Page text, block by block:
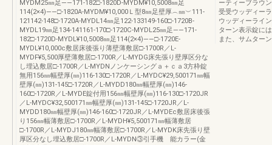
MYDM25㎜足――171-182□-1820D-MYDM¥10,5008㎜足
114(2×4)――□-1820A-MYDM¥10,000Ｌ型8㎜足壁厚︵㎜︶111-
121142-148□-1720A-MYDL14㎜足122-133149-160□-1720B-
MYDL19㎜足134-141161-170□-1720C-MYDL25㎜足――171-
182□-1720D-MYDL¥10,5008㎜足114(2×4)――□-1720E-
MYDL¥10,000c敷居床後張り薄壁薄敷居□-1700R／L-
MYDF¥5,500厚壁薄敷居□-1700R／L-MYDG床先張り壁厚区分な
し埋込敷居□-1700R／L-MYDNノンケーシングａ＋ｃａ3方枠錠
無用156㎜幅壁厚(㎜)116-130□-1720R／L-MYDC¥29,500171㎜幅
壁厚(㎜)131-145□-1720R／L-MYDD180㎜幅壁厚(㎜)146-
160□-1720R／L-MYDE錠付用156㎜幅壁厚(㎜)116-130□-1720JR
／L-MYDC¥32,500171㎜幅壁厚(㎜)131-145□-1720JR／L-
MYDD180㎜幅壁厚(㎜)146-160□-1720JR／L-MYDEc敷居床後張
り156㎜幅薄敷居□-1700R／L-MYDH¥5,500171㎜幅薄敷居
□-1700R／L-MYDJ180㎜幅薄敷居□-1700R／L-MYDK床先張り壁
厚区分なし埋込敷居□-1700R／L-MYDN③引手機 能カラー(金
ーティーブラ
受受ウッディー
ウッディーライ
ターン表示錠に
また、サムター